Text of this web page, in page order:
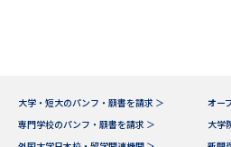
大学・短大のパンフ・願書を請求 ＞
オー
専門学校のパンフ・願書を請求 ＞
大学